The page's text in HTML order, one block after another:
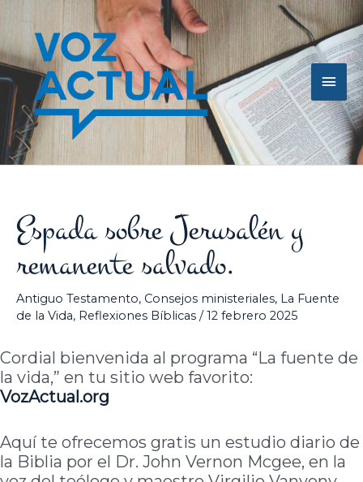
contenido
Espada sobre Jerusalén y
remanente salvado.
Antiguo Testamento, Consejos ministeriales, La Fuente
de la Vida, Reflexiones Bíblicas /12 febrero 2025
Cordial bienvenida al programa “La fuente de
la vida,” en tu sitio web favorito:
VozActual.org
Aquí te ofrecemos gratis un estudio diario de
la Biblia por el Dr. John Vernon Mcgee, en la